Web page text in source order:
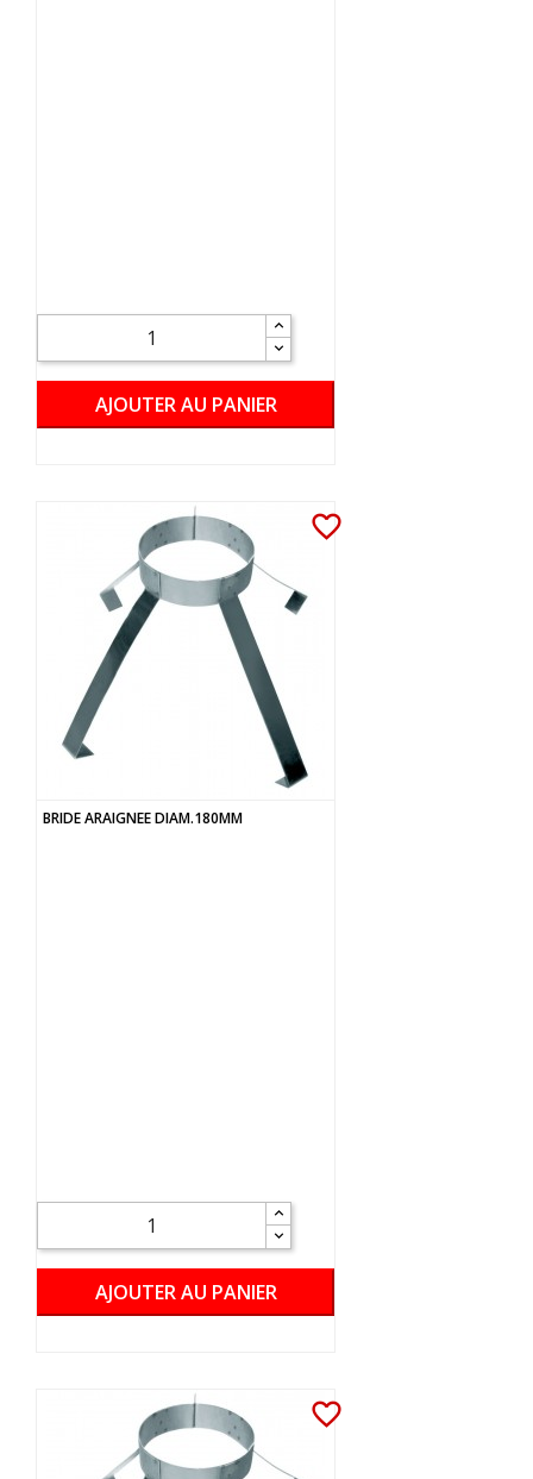
AJOUTER AU PANIER
favorite_border
BRIDE ARAIGNEE DIAM.180MM
AJOUTER AU PANIER
favorite_border